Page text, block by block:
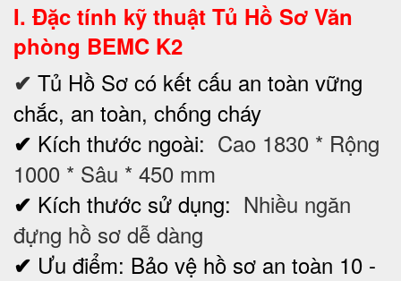
I. Đặc tính kỹ thuật Tủ Hồ Sơ Văn
phòng BEMC K2
✔ Tủ Hồ Sơ có kết cấu an toàn vững
chắc, an toàn, chống cháy
✔ Kích thước ngoài: Cao 1830 * Rộng
1000 * Sâu * 450 mm
✔ Kích thước sử dụng: Nhiều ngăn
đựng hồ sơ dễ dàng
✔ Ưu điểm: Bảo vệ hồ sơ an toàn 10 -